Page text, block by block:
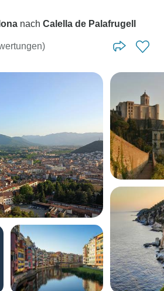
nach Calella de Palafrugell